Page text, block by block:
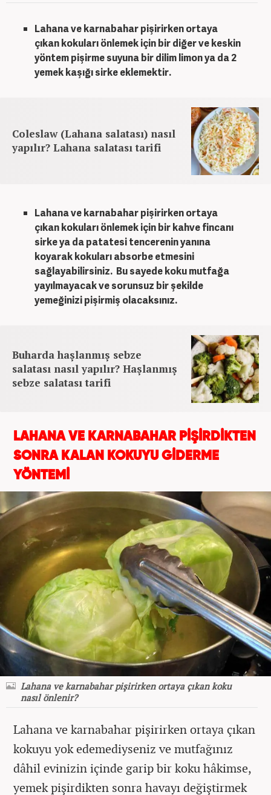
Lahana ve karnabahar pişirirken ortaya
çıkan kokuları önlemek için bir diğer ve keskin
yöntem pişirme suyuna bir dilim limon ya da 2
yemek kaşığı sirke eklemektir.
Coleslaw (Lahana salatası) nasıl
yapılır? Lahana salatası tarifi
Lahana ve karnabahar pişirirken ortaya
çıkan kokuları önlemek için bir kahve fincanı
sirke ya da patatesi tencerenin yanına
koyarak kokuları absorbe etmesini
sağlayabilirsiniz. Bu sayede koku mutfağa
yayılmayacak ve sorunsuz bir şekilde
yemeğinizi pişirmiş olacaksınız.
Buharda haşlanmış sebze
salatası nasıl yapılır? Haşlanmış
sebze salatası tarifi
LAHANA VE KARNABAHAR PİŞİRDİKTEN
SONRA KALAN KOKUYU GİDERME
YÖNTEMİ
Lahana ve karnabahar pişirirken ortaya çıkan koku
nasıl önlenir?
Lahana ve karnabahar pişirirken ortaya çıkan
kokuyu yok edemediyseniz ve mutfağınız
dâhil evinizin içinde garip bir koku hâkimse,
yemek pişirdikten sonra havayı değiştirmek